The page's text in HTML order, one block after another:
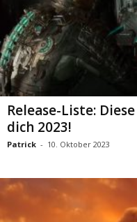
Release-Liste:
dich 2023!
Patrick - 10. Oktober 2023